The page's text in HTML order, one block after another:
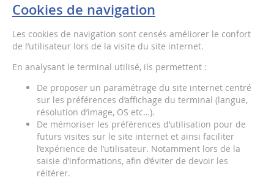
Cookies de navigation
Les cookies de navigation sont censés améliorer le confort
de l’utilisateur lors de la visite du site internet.
En analysant le terminal utilisé, ils permettent :
De proposer un paramétrage du site internet centré
sur les préférences d’affichage du terminal (langue,
résolution d’image, OS etc…).
De mémoriser les préférences d’utilisation pour de
futurs visites sur le site internet et ainsi faciliter
l’expérience de l’utilisateur. Notamment lors de la
saisie d’informations, afin d’éviter de devoir les
réitérer.